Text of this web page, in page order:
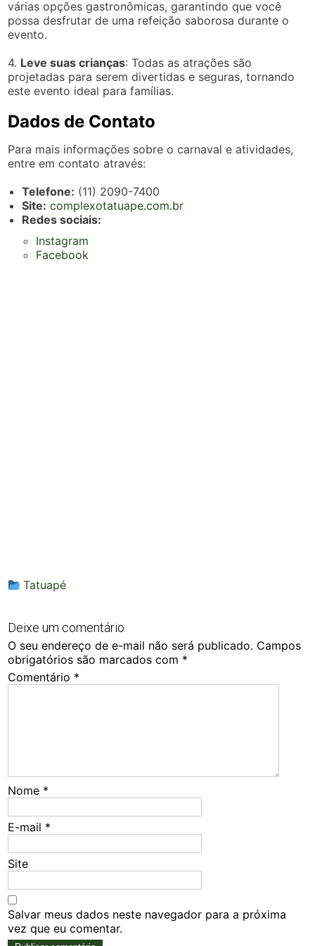
várias opções gastronômicas, garantindo que você
possa desfrutar de uma refeição saborosa durante o
evento.
4. Leve suas crianças: Todas as atrações são
projetadas para serem divertidas e seguras, tornando
este evento ideal para famílias.
Dados de Contato
Para mais informações sobre o carnaval e atividades,
entre em contato através:
Telefone: (11) 2090-7400
Site: complexotatuape.com.br
Redes sociais:
Instagram
Facebook
Tatuapé
Deixe um comentário
O seu endereço de e-mail não será publicado. Campos
obrigatórios são marcados com *
Comentário *
Nome *
E-mail *
Site
Salvar meus dados neste navegador para a próxima
vez que eu comentar.